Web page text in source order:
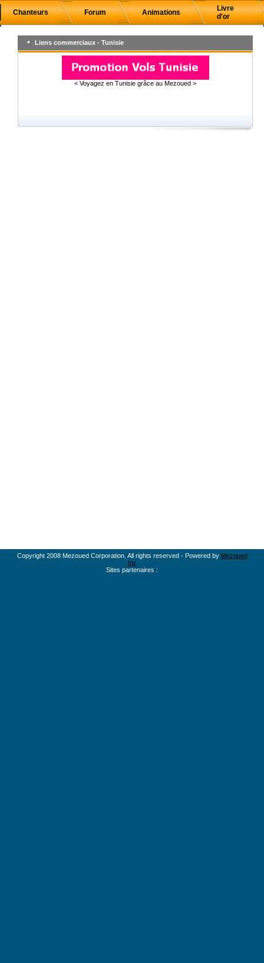
Chanteurs Forum Animations
Livre
d'or
Liens commerciaux - Tunisie
< Voyagez en Tunisie grâce au Mezoued >
Copyright 2008 Mezoued Corporation. All rights reserved - Powered by Mezoued
Inc
Sites partenaires :